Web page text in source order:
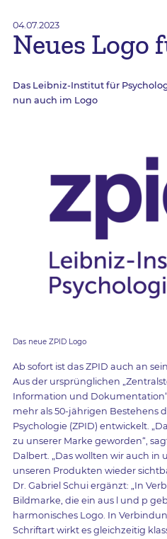
04.07.2023
Neues Logo
Das Leibniz-Institut für
nun auch im Logo
Das neue ZPID Logo
Ab sofort ist das ZPID auch an
Aus der ursprünglichen
Information und
mehr als 50-jährigen Bestehens
Psychologie (ZPID) entwickelt.
zu unserer Marke geworden“,
Dalbert. „Das wollten wir auch
unseren Produkten wieder
Dr. Gabriel Schui ergänzt: „In
Bildmarke, die ein aus l und p
harmonisches Logo. In
Schriftart wirkt es gleichzeitig